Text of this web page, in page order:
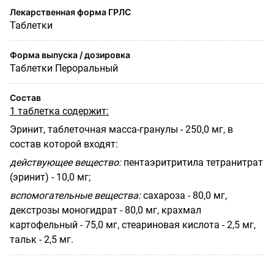
Лекарственная форма ГРЛС
Таблетки
Форма выпуска / дозировка
Таблетки Пероральный
Состав
1 таблетка содержит:
Эринит, таблеточная масса-гранулы - 250,0 мг, в
состав которой входят:
действующее вещество:пентаэритритила тетранитрат
(эринит) - 10,0 мг;
вспомогательные вещества:сахароза - 80,0 мг,
декстрозы моногидрат - 80,0 мг, крахмал
картофельный - 75,0 мг, стеариновая кислота - 2,5 мг,
тальк - 2,5 мг.